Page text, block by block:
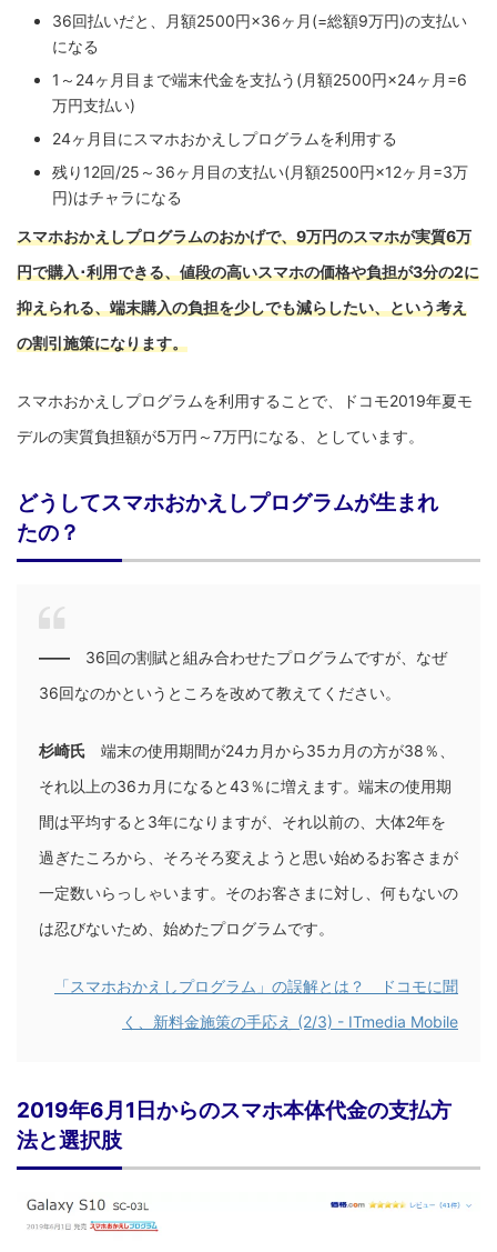
36回払いだと、月額2500円×36ヶ月(=総額9万円)の支払い
になる
1～24ヶ月目まで端末代金を支払う(月額2500円×24ヶ月=6
万円支払い)
24ヶ月目にスマホおかえしプログラムを利用する
残り12回/25～36ヶ月目の支払い(月額2500円×12ヶ月=3万
円)はチャラになる
スマホおかえしプログラムのおかげで、9万円のスマホが実質6万
円で購入･利用できる、値段の高いスマホの価格や負担が3分の2に
抑えられる、端末購入の負担を少しでも減らしたい、という考え
の割引施策になります。
スマホおかえしプログラムを利用することで、ドコモ2019年夏モ
デルの実質負担額が5万円～7万円になる、としています。
どうしてスマホおかえしプログラムが生まれ
たの？
―― 36回の割賦と組み合わせたプログラムですが、なぜ
36回なのかというところを改めて教えてください。
杉崎氏 端末の使用期間が24カ月から35カ月の方が38％、
それ以上の36カ月になると43％に増えます。端末の使用期
間は平均すると3年になりますが、それ以前の、大体2年を
過ぎたころから、そろそろ変えようと思い始めるお客さまが
一定数いらっしゃいます。そのお客さまに対し、何もないの
は忍びないため、始めたプログラムです。
「スマホおかえしプログラム」の誤解とは？ ドコモに聞
く、新料金施策の手応え (2/3) - ITmedia Mobile
2019年6月1日からのスマホ本体代金の支払方
法と選択肢